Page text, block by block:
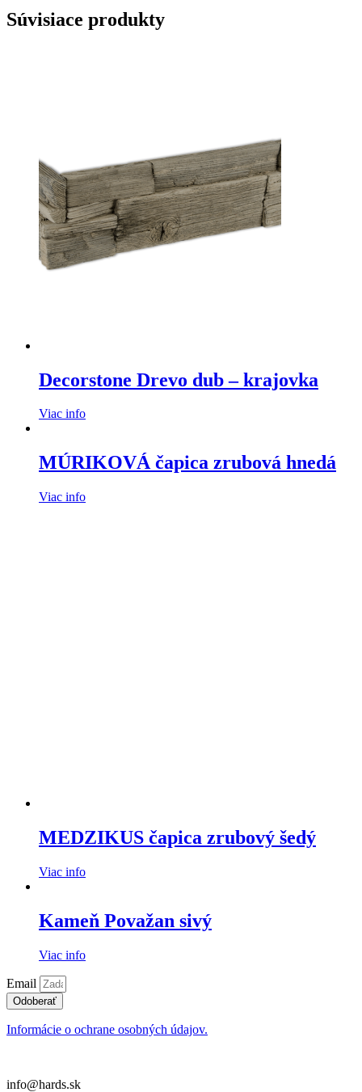
Súvisiace produkty
Decorstone Drevo dub – krajovka
Viac info
MÚRIKOVÁ čapica zrubová hnedá
Viac info
MEDZIKUS čapica zrubový šedý
Viac info
Kameň Považan sivý
Viac info
Email
Odoberať
Informácie o ochrane osobných údajov.
info@hards.sk